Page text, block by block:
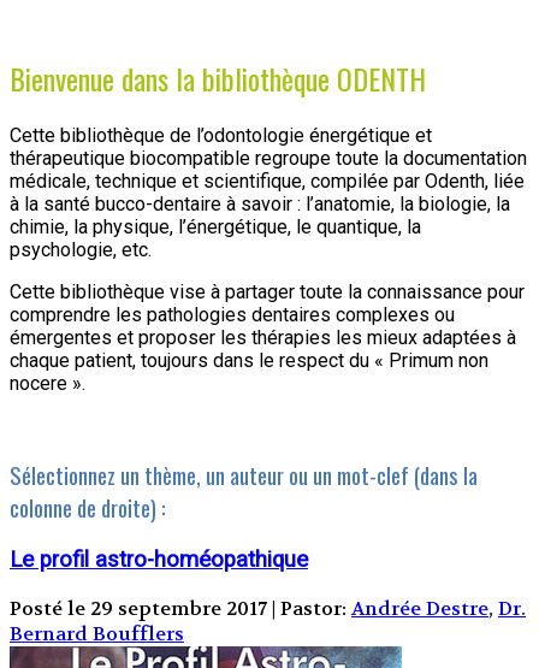
Bienvenue dans la bibliothèque ODENTH
Cette bibliothèque de l’odontologie énergétique et
thérapeutique biocompatible regroupe toute la documentation
médicale, technique et scientifique, compilée par Odenth, liée
à la santé bucco-dentaire à savoir : l’anatomie, la biologie, la
chimie, la physique, l’énergétique, le quantique, la
psychologie, etc.
Cette bibliothèque vise à partager toute la connaissance pour
comprendre les pathologies dentaires complexes ou
émergentes et proposer les thérapies les mieux adaptées à
chaque patient, toujours dans le respect du « Primum non
nocere ».
Sélectionnez un thème, un auteur ou un mot-clef (dans la
colonne de droite) :
Le profil astro-homéopathique
Posté le 29 septembre 2017 | Pastor:Andrée Destre, Dr.
Bernard Boufflers